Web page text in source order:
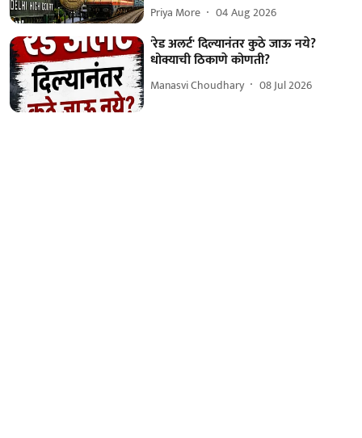
Priya More 04 Aug 2026
'रेड अलर्ट' दिल्यानंतर कुठे जाऊ नये?
धोक्याची ठिकाणे कोणती?
Manasvi Choudhary 08 Jul 2026